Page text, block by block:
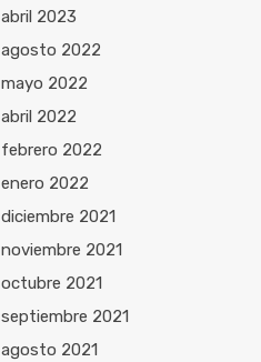
abril 2023
agosto 2022
mayo 2022
abril 2022
febrero 2022
enero 2022
diciembre 2021
noviembre 2021
octubre 2021
septiembre 2021
agosto 2021